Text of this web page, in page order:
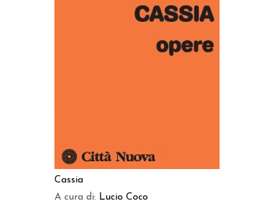
AGGIUNGI AL CARRELLO
Cassia
A cura di: Lucio Coco